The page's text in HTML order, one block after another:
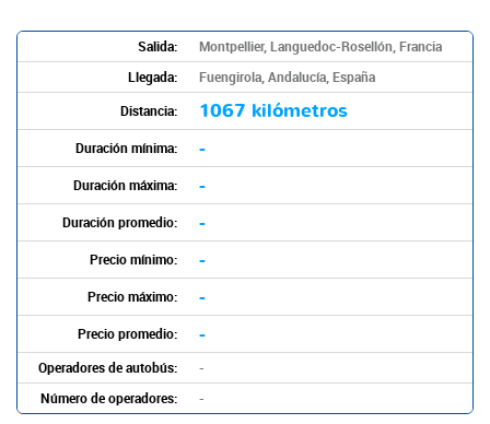
Salida:
Montpellier, Languedoc-Rosellón, Francia
Llegada:
Fuengirola, Andalucía, España
Distancia:
1067 kilómetros
Duración mínima: -
Duración máxima: -
Duración promedio: -
Precio mínimo: -
Precio máximo: -
Precio promedio: -
Operadores de autobús:
-
Número de operadores:
-